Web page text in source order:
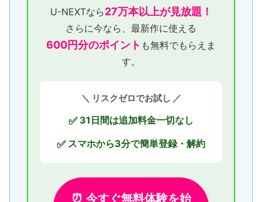
U-NEXTなら27万本以上が見放題！
さらに今なら、最新作に使える
600円分のポイント も無料でもらえま
す。
＼ リスクゼロでお試し ／
✅31日間は追加料金一切なし
✅スマホから3分で簡単登録・解約
⏰ 今すぐ無料体験を始